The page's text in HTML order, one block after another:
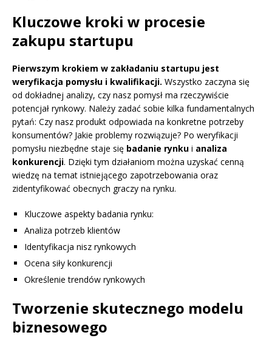
Kluczowe kroki w procesie
zakupu startupu
Pierwszym krokiem w zakładaniu startupu jest
weryfikacja pomysłu i kwalifikacji. Wszystko zaczyna się
od dokładnej analizy, czy nasz pomysł ma rzeczywiście
potencjał rynkowy. Należy zadać sobie kilka fundamentalnych
pytań: Czy nasz produkt odpowiada na konkretne potrzeby
konsumentów? Jakie problemy rozwiązuje? Po weryfikacji
pomysłu niezbędne staje się badanie rynku i analiza
konkurencji. Dzięki tym działaniom można uzyskać cenną
wiedzę na temat istniejącego zapotrzebowania oraz
zidentyfikować obecnych graczy na rynku.
Kluczowe aspekty badania rynku:
Analiza potrzeb klientów
Identyfikacja nisz rynkowych
Ocena siły konkurencji
Określenie trendów rynkowych
Tworzenie skutecznego modelu
biznesowego